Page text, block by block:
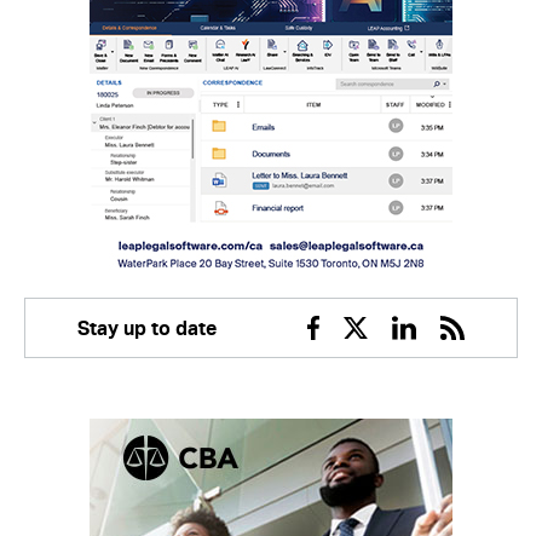
Stay up to date
Facebook
TwitterLinkedin
RSS